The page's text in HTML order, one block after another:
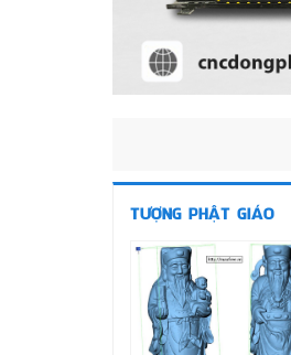
TƯỢNG PHẬT GIÁO